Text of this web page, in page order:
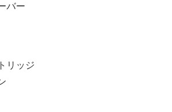
バー
リッジ